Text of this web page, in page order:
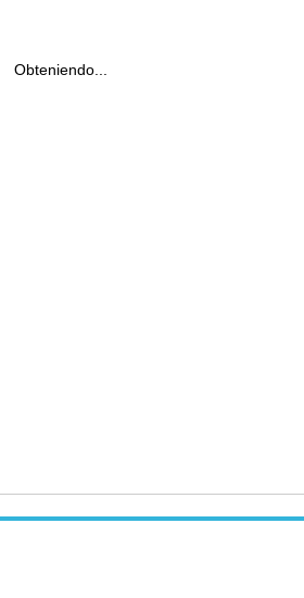
Obteniendo...